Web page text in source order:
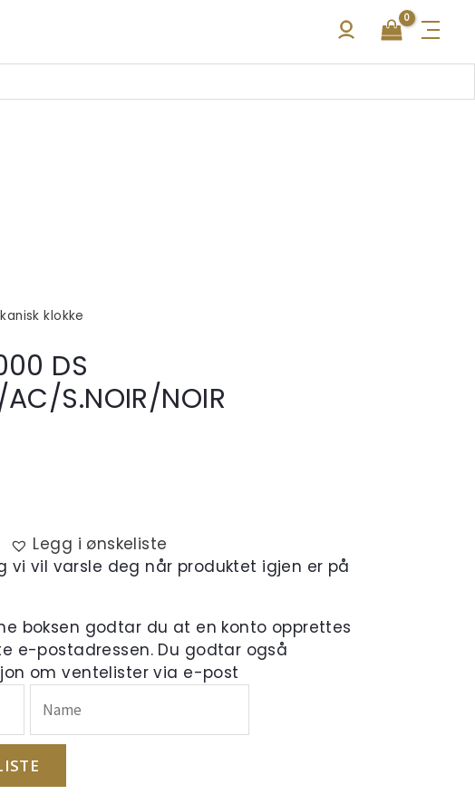
klokke
DS
S.NOIR/NOIR
Legg i ønskeliste
vi vil varsle deg når produktet igjen er på
boksen godtar du at en konto opprettes
e-postadressen. Du godtar også
om ventelister via e-post